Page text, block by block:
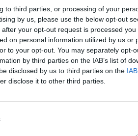
to third parties, or processing of your
by us, please use the below opt-out
your opt-out request is processed you
on personal information utilized by us or
to your opt-out. You may separately opt-
by third parties on the IAB’s list of
disclosed by us to third parties on the
disclose it to other third parties.
5 one-
hit the center of
videos of the